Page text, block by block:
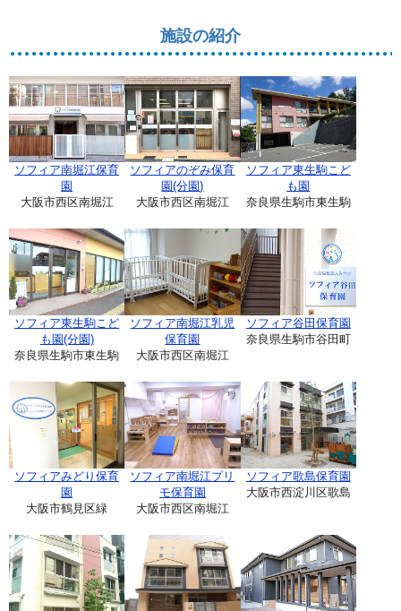
施設の紹介
ソフィア南堀江保育
園
大阪市西区南堀江
ソフィアのぞみ保育
園(分園)
大阪市西区南堀江
ソフィア東生駒こど
も園
奈良県生駒市東生駒
ソフィア東生駒こど
も園(分園)
奈良県生駒市東生駒
ソフィア南堀江乳児
保育園
大阪市西区南堀江
ソフィア谷田保育園
奈良県生駒市谷田町
ソフィアみどり保育
園
大阪市鶴見区緑
ソフィア南堀江プリ
モ保育園
大阪市西区南堀江
ソフィア歌島保育園
大阪市西淀川区歌島